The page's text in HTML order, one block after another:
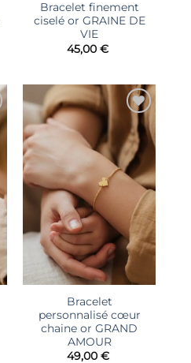
Bracelet finement
ciselé or GRAINE DE
VIE
45,00 €
Ajouter
à la liste
d’envies
Bracelet
personnalisé cœur
chaine or GRAND
AMOUR
49,00 €